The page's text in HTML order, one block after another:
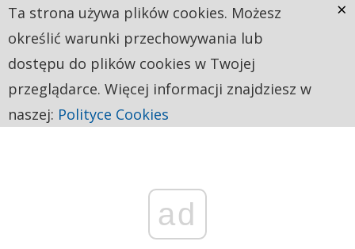
ad
Ta strona używa plików cookies. Możesz
określić warunki przechowywania lub
dostępu do plików cookies w Twojej
przeglądarce. Więcej informacji znajdziesz w
naszej: Polityce Cookies
×